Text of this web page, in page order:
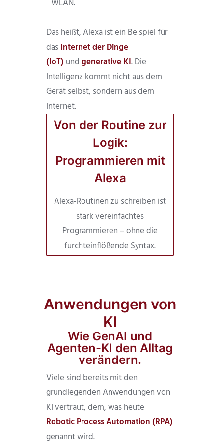
WLAN.
Das heißt, Alexa ist ein Beispiel für
dasInternet der Dinge
(IoT) undgenerative KI. Die
Intelligenz kommt nicht aus dem
Gerät selbst, sondern aus dem
Internet.
Von der Routine zur
Logik:
Programmieren mit
Alexa
Alexa-Routinen zu schreiben ist
stark vereinfachtes
Programmieren – ohne die
furchteinflößende Syntax.
Anwendungen von
KI
Wie GenAI und
Agenten-KI den Alltag
verändern.
Viele sind bereits mit den
grundlegenden Anwendungen von
KI vertraut, dem, was heute
Robotic Process Automation (RPA)
genannt wird.